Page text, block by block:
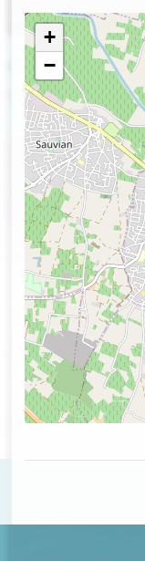
+
−